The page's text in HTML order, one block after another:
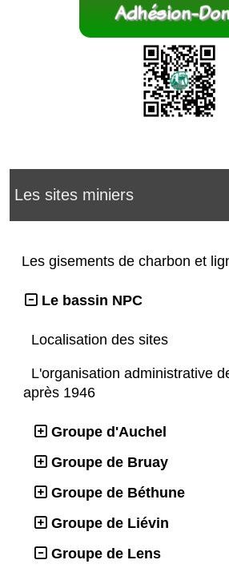
Les sites miniers
Les gisements de charbon et
Le bassin NPC
Localisation des sites
L'organisation administrative
après 1946
Groupe d'Auchel
Groupe de Bruay
Groupe de Béthune
Groupe de Liévin
Groupe de Lens